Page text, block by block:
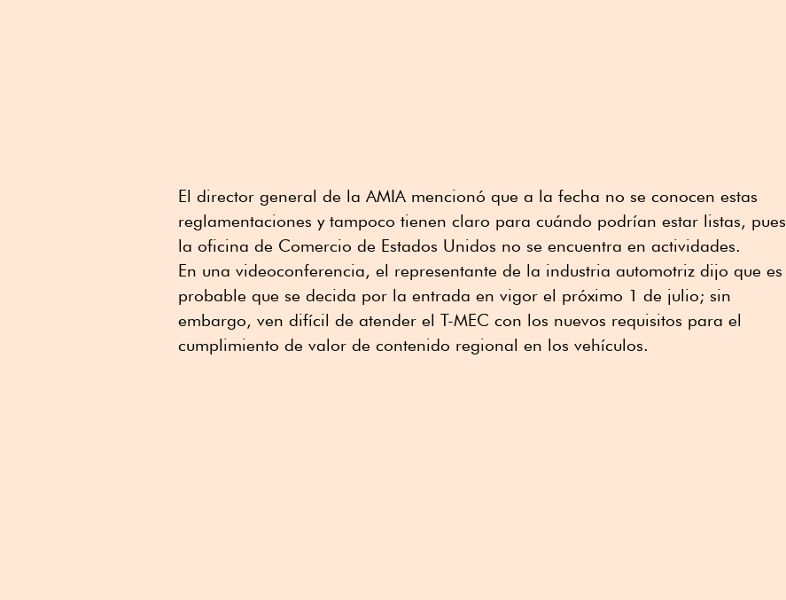
El director general de la AMIA mencionó que a la fecha no se conocen estas
reglamentaciones y tampoco tienen claro para cuándo podrían estar listas, pues
la oficina de Comercio de Estados Unidos no se encuentra en actividades.
En una videoconferencia, el representante de la industria automotriz dijo que es
probable que se decida por la entrada en vigor el próximo 1 de julio; sin
embargo, ven difícil de atender el T-MEC con los nuevos requisitos para el
cumplimiento de valor de contenido regional en los vehículos.